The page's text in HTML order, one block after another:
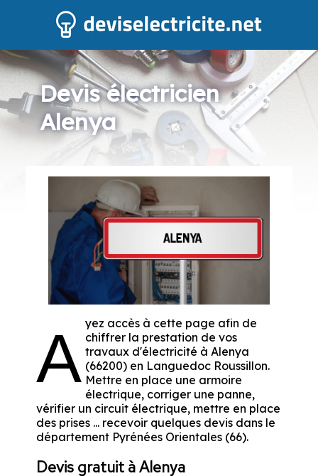
Devis électricien
Alenya
A yez accès à cette page afin de
chiffrer la prestation de vos
travaux d'électricité à Alenya
(66200) en Languedoc Roussillon.
Mettre en place une armoire
électrique, corriger une panne,
vérifier un circuit électrique, mettre en place
des prises ... recevoir quelques devis dans le
département Pyrénées Orientales (66).
Devis gratuit à Alenya